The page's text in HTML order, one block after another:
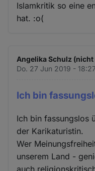
Islamkritik so eine
hat. :o(
Angelika Schulz
Do. 27 Jun 2019 - 18:27
Ich bin
Ich bin fassungslos
der Karikaturistin.
Wer
unserem Land -